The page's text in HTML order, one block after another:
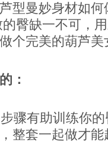
曼妙身材如何
臀缺一不可，
个完美的葫芦美
：
骤有助训练你
整套一起做才能